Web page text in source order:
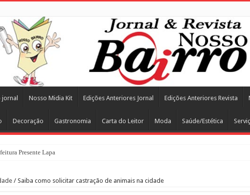
Nosso Midia Kit Edições Anteriores Jornal Edições Anteriores Revista
Decoração Gastronomia Carta do Leitor Moda Saúde/Estética
Presente Lapa
/ Saiba como solicitar castração de animais na cidade